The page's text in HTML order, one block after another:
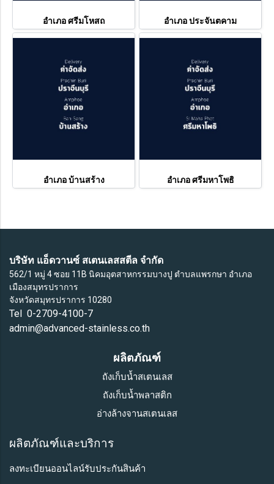
อำเภอ ศรีมโหสถ อำเภอ ประจันตคาม
อำเภอ บ้านสร้าง อำเภอ ศรีมหาโพธิ
บริษัท แอ็ดวานซ์ สเตนเลสสตีล จำกัด
562/1 หมู่ 4 ซอย 11B นิคมอุตสาหกรรมบางปู ตำบลแพรกษา อำเภอ
เมืองสมุทรปราการ
จังหวัดสมุทรปราการ 10280
Tel 0-2709-4100-7
admin@advanced-stainless.co.th
ผลิตภัณฑ์
ถังเก็บน้ำสเตนเลส
ถังเก็บน้ำพลาสติก
อ่างล้างจานสเตนเลส
ผลิตภัณฑ์และบริการ
ลงทะเบียนออนไลน์รับประกันสินค้า